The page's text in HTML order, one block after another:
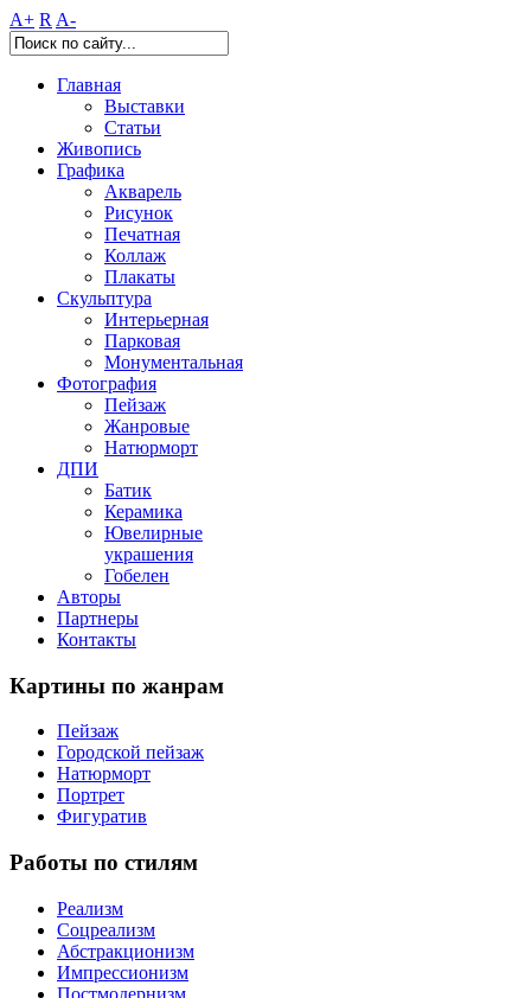
A+ R A-
Главная
Выставки
Статьи
Живопись
Графика
Акварель
Рисунок
Печатная
Коллаж
Плакаты
Скульптура
Интерьерная
Парковая
Монументальная
Фотография
Пейзаж
Жанровые
Натюрморт
ДПИ
Батик
Керамика
Ювелирные
украшения
Гобелен
Авторы
Партнеры
Контакты
Картины по жанрам
Пейзаж
Городской пейзаж
Натюрморт
Портрет
Фигуратив
Работы по стилям
Реализм
Соцреализм
Абстракционизм
Импрессионизм
Постмодернизм